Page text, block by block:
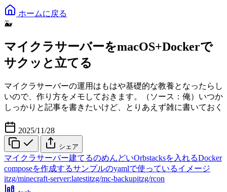
ホームに戻る
🐳
マイクラサーバーをmacOS+Dockerで
サクッと立てる
マイクラサーバーの運用はもはや基礎的な教養となったらし
いので、作り方をメモしておきます。（ソース：俺）いつか
しっかりと記事を書きたいけど、とりあえず雑に書いておく
2025/11/28
シェア
マイクラサーバー建てるのめんどいOrbstacksを入れるDocker
composeを作成するサンプルのyamlで使っているイメージ
itzg/minecraft-server:latestitzg/mc-backupitzg/rcon